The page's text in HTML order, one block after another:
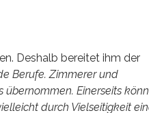
Deshalb bereitet ihm der
Berufe. Zimmerer und
Einerseits
durch Vielseitigkeit